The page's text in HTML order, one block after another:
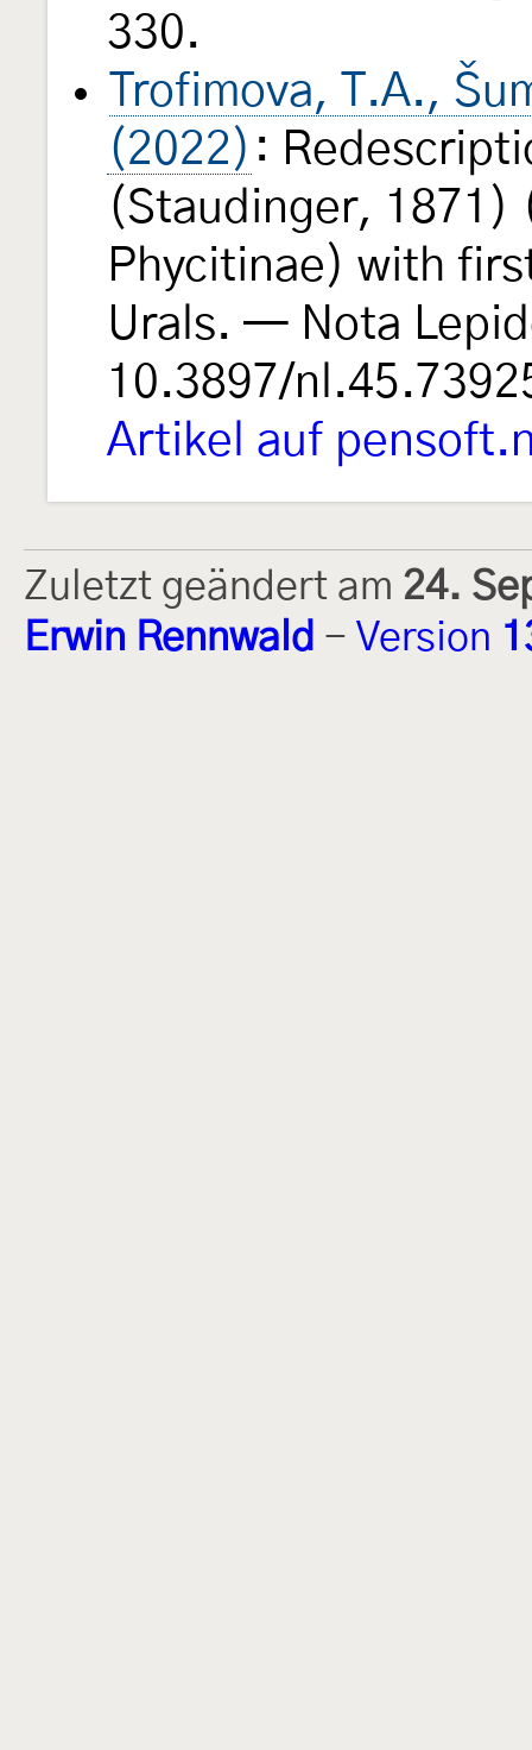
330.
Trofimova, T.A.,
(2022) :
(Staudinger, 1871)
Phycitinae) with
Urals. — Nota
10.3897/
Artikel auf
Zuletzt geändert am 24.
Erwin Rennwald - Version